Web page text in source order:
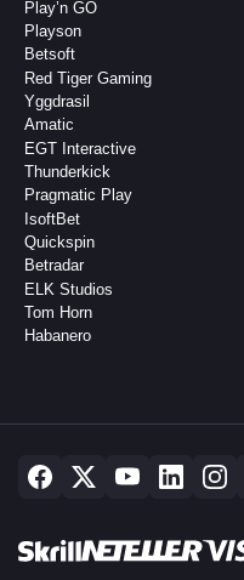
Play’n GO
Playson
Betsoft
Red Tiger Gaming
Yggdrasil
Amatic
EGT Interactive
Thunderkick
Pragmatic Play
IsoftBet
Quickspin
Betradar
ELK Studios
Tom Horn
Habanero